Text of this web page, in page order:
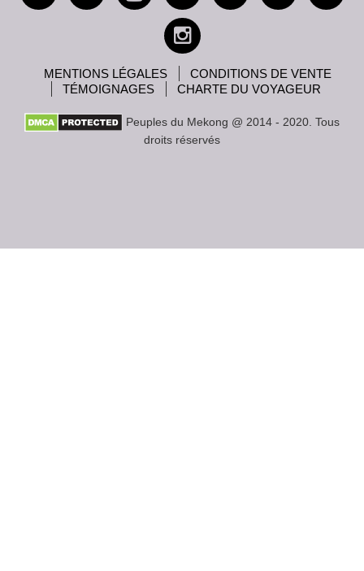
MENTIONS LÉGALES
CONDITIONS DE VENTE
TÉMOIGNAGES
CHARTE DU VOYAGEUR
Peuples du Mekong @ 2014 - 2020. Tous
droits réservés